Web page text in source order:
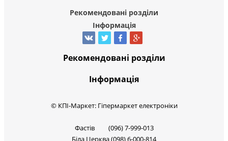
Рекомендовані розділи
Інформація
Рекомендовані розділи
Інформація
© КПІ-Маркет: Гіпермаркет електроніки
Фастів (096) 7-999-013
Біла Церква (098) 6-000-814